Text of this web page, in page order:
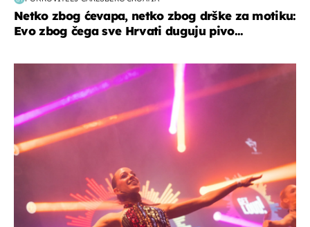
Netko zbog ćevapa, netko zbog drške za motiku:
Evo zbog čega sve Hrvati duguju pivo...